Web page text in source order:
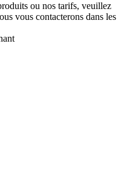
ou nos tarifs, veuillez
vous contacterons dans les